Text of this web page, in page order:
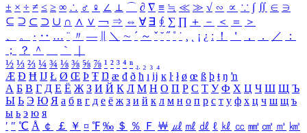
± × ÷ ≠ ≤ ≥ ∞ ∴ ♂ ♀ ∠ ⊥ ⌒ ∂ ∇ ≡ ≒ ≪ ≫ √ ∽ ∝ ∵ ∫ ∬ ∈ ∋
⊆ ⊇ ⊂ ⊃ ∪ ∩ ∧ ∨ ￢ ⇒ ⇔ ∀ ∃ ∮ ∑ ∏ ＋ － ＜ ＝
＞
、
。 · ‥ … ¨ 〃 ― ＼ ∼ ´ ～ ˇ ˘ ˝ ˚ ˙ ¸ ¡ ¿ ː ！ ＇ ， ． ／
：
；
？ ＾ ｀
½ ⅓ ⅔ ¼ ¾ ⅛ ⅜ ⅝ ⅞ ¹ ² ³ ⁴ ⁿ ₁ ₂ ₃ ₄
Æ Ð Ħ Ĳ Ł Ø Œ Þ Ŧ Ŋ æ đ ð ħ ı ĳ ĸ ŀ ł ø œ ß þ ŧ ŋ ŉ
А Б В Г Д Е Ё Ж З И Й К Л М Н О П Р С Т У Ф Х Ц Ч Ш Щ Ъ
Ы Ь Э Ю Я а б в г д е ё ж з и й к л м н о п р с т у ф х ц ч ш щ ъ
ы ь э ю я
′ ″ ℃ Å ￠ ￡ ￥ ¤ ℉ ‰ ＄ ％ Ｆ ￦ ㎕ ㎖ ㎗ ℓ ㎘ ㏄ ㎣ ㎤ ㎥ ㎦